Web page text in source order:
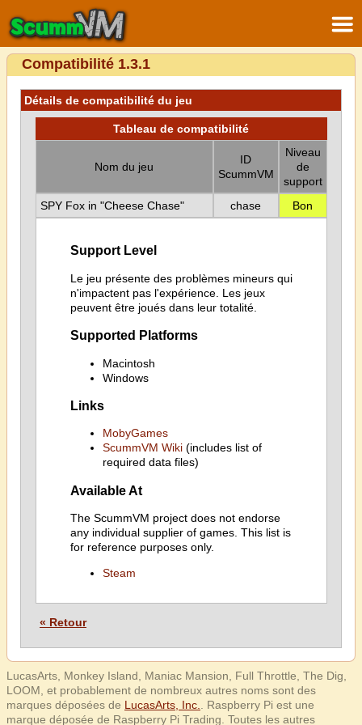
Compatibilité 1.3.1
Détails de compatibilité du jeu
Tableau de compatibilité
Nom du jeu
ID
ScummVM
Niveau
de
support
SPY Fox in "Cheese Chase"
chase Bon
Support Level
Le jeu présente des problèmes mineurs qui
n'impactent pas l'expérience. Les jeux
peuvent être joués dans leur totalité.
Supported Platforms
Macintosh
Windows
Links
MobyGames
ScummVM Wiki(includes list of
required data files)
Available At
The ScummVM project does not endorse
any individual supplier of games. This list is
for reference purposes only.
Steam
« Retour
LucasArts, Monkey Island, Maniac Mansion, Full Throttle, The Dig,
LOOM, et probablement de nombreux autres noms sont des
marques déposées de LucasArts, Inc.
. Raspberry Pi est une
marque déposée de Raspberry Pi Trading. Toutes les autres